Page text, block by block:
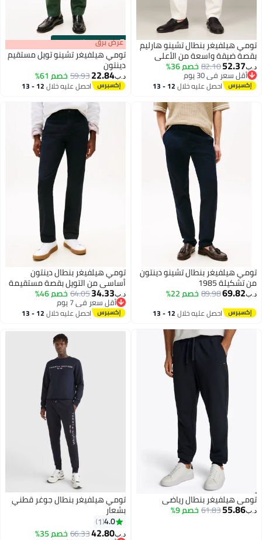
تومي هيلفيغر بنطال تشينو هارليم
بقصة ضيقة واسعة من الأعلى
د.ب‏52.37
82.10خصم 36%
أقل سعر في 30 يوم
أقل سعر في 30 يوماحصل عليه خلال 12 - 13
00m:00s
·باقي 100% عرض برق
تومي هيلفيغر تشينو تويل مستقيم
دينتون
د.ب‏22.84
59.93خصم 61%
احصل عليه خلال 12 - 13
تومي هيلفيغر بنطال تشينو دينتون
من تشكيلة 1985
د.ب‏69.82
89.98خصم 22%
احصل عليه خلال 12 - 13
تومي هيلفيغر بنطال دينتون
أساسي من التويل بقصة مستقيمة
د.ب‏34.33
64.05خصم 46%
أقل سعر في 7 يوم
أقل سعر في 7 يوماحصل عليه خلال 12 - 13
تومي هيلفيغر بنطال رياضي
د.ب‏55.86
61.83خصم 9%
تومي هيلفيغر بنطال جوغر قطني
بشعار
4.0
1
د.ب‏42.80
66.33خصم 35%